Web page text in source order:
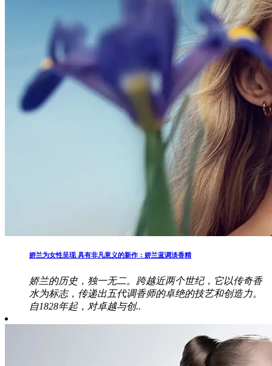
娇兰为女性呈现 具有非凡意义的新作：娇兰蓝调淡香精
娇兰的历史，独一无二。跨越近两个世纪，它以传奇香
水为标志，传递出五代调香师的卓绝的技艺和创造力。
自1828年起，对卓越与创..